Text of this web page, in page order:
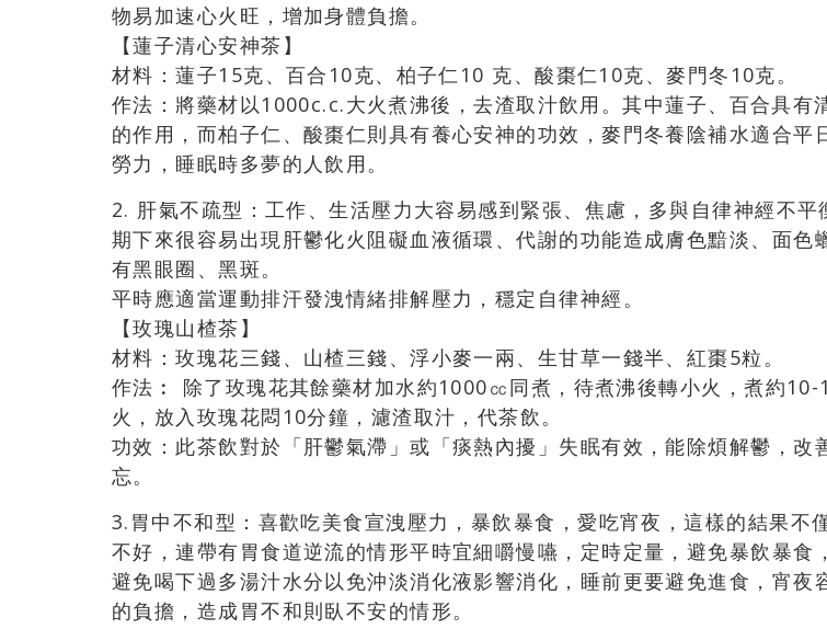
物易加速心火旺，增加身體負擔。
【蓮子清心安神茶】
材料：蓮子15克、百合10克、柏子仁10 克、酸棗仁10克、麥門冬10克。
作法：將藥材以1000c.c.大火煮沸後，去渣取汁飲用。其中蓮子、百合具有
的作用，而柏子仁、酸棗仁則具有養心安神的功效，麥門冬養陰補水適合平
勞力，睡眠時多夢的人飲用。
2. 肝氣不疏型：工作、生活壓力大容易感到緊張、焦慮，多與自律神經不平
期下來很容易出現肝鬱化火阻礙血液循環、代謝的功能造成膚色黯淡、面色
有黑眼圈、黑斑。
平時應適當運動排汗發洩情緒排解壓力，穩定自律神經。
【玫瑰山楂茶】
材料：玫瑰花三錢、山楂三錢、浮小麥一兩、生甘草一錢半、紅棗5粒。
作法︰ 除了玫瑰花其餘藥材加水約1000㏄同煮，待煮沸後轉小火，煮約10-
火，放入玫瑰花悶10分鐘，濾渣取汁，代茶飲。
功效：此茶飲對於「肝鬱氣滯」或「痰熱內擾」失眠有效，能除煩解鬱，改
忘。
3.胃中不和型：喜歡吃美食宣洩壓力，暴飲暴食，愛吃宵夜，這樣的結果不
不好，連帶有胃食道逆流的情形平時宜細嚼慢嚥，定時定量，避免暴飲暴食
避免喝下過多湯汁水分以免沖淡消化液影響消化，睡前更要避免進食，宵夜
的負擔，造成胃不和則臥不安的情形。